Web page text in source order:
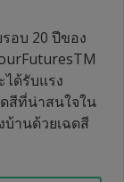
อบ 20 ปีของ
ด้รับแรง
สีที่น่าสนใจใน
บ้านด้วยเฉดสี